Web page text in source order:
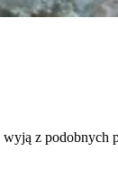
z podobnych
które są